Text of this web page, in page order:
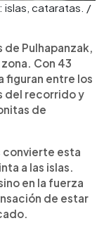
islas, cataratas. /
de Pulhapanzak,
Con 43
figuran entre los
del recorrido y
de
convierte esta
a las islas.
en la fuerza
de estar